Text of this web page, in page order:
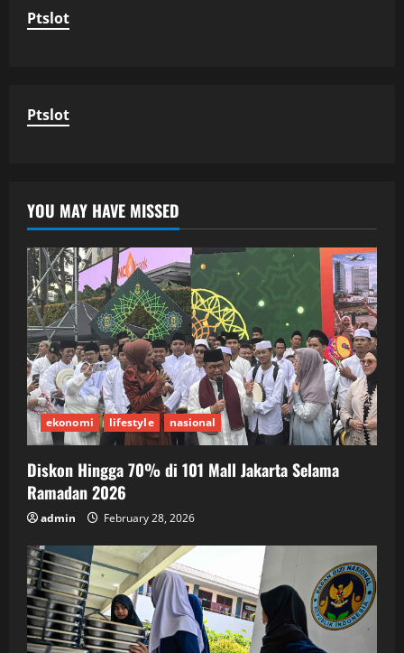
Ptslot
Ptslot
YOU MAY HAVE MISSED
ekonomi lifestyle nasional
Diskon Hingga 70% di 101 Mall Jakarta Selama
Ramadan 2026
admin February 28, 2026